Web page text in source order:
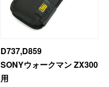
D737,D859
SONYウォークマン ZX300
用